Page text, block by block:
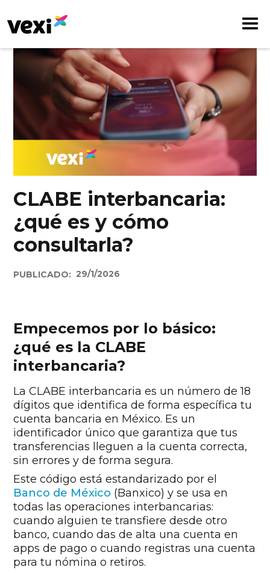
CLABE interbancaria:
¿qué es y cómo
consultarla?
PUBLICADO: 29/1/2026
Empecemos por lo básico:
¿qué es la CLABE
interbancaria?
La CLABE interbancaria es un número de 18
dígitos que identifica de forma específica tu
cuenta bancaria en México. Es un
identificador único que garantiza que tus
transferencias lleguen a la cuenta correcta,
sin errores y de forma segura.
Este código está estandarizado por el
Banco de México (Banxico) y se usa en
todas las operaciones interbancarias:
cuando alguien te transfiere desde otro
banco, cuando das de alta una cuenta en
apps de pago o cuando registras una cuenta
para tu nómina o retiros.